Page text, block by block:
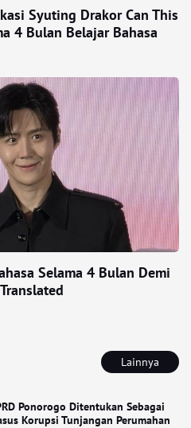
Lainnya
Ponorogo Ditentukan Sebagai
Korupsi Tunjangan Perumahan
Syuting Drakor Can This
4 Bulan Belajar Bahasa
Selama 4 Bulan Demi